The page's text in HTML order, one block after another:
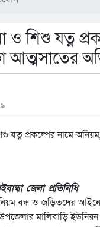
ও শিশু যত্ন
আত্মসাতের
জেলা প্রতিনিধি
বন্ধ ও জড়িতদের
মালিবাড়ি ইউনিয়ন